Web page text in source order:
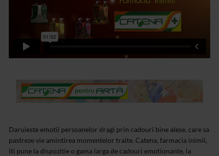
Daruieste emotii persoanelor dragi prin cadouri bine alese, care sa
pastreze vie amintirea momentelor traite. Catena, farmacia inimii,
iti pune la dispozitie o gama larga de cadouri emotionante, la